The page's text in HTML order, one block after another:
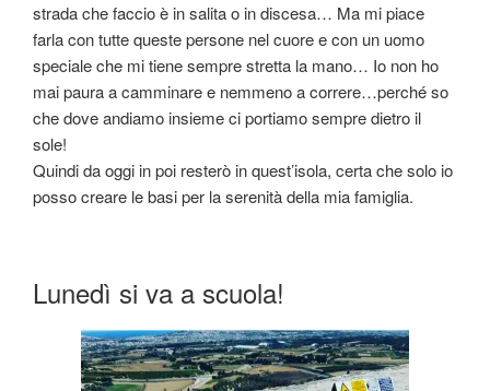
strada che faccio è in salita o in discesa… Ma mi piace
farla con tutte queste persone nel cuore e con un uomo
speciale che mi tiene sempre stretta la mano… Io non ho
mai paura a camminare e nemmeno a correre…perché so
che dove andiamo insieme ci portiamo sempre dietro il
sole!
Quindi da oggi in poi resterò in quest’isola, certa che solo io
posso creare le basi per la serenità della mia famiglia.
Lunedì si va a scuola!